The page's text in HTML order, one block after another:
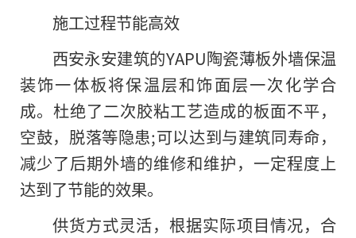
施工过程节能高效
西安永安建筑的YAPU陶瓷薄板外墙保温
装饰一体板将保温层和饰面层一次化学合
成。杜绝了二次胶粘工艺造成的板面不平，
空鼓，脱落等隐患;可以达到与建筑同寿命，
减少了后期外墙的维修和维护，一定程度上
达到了节能的效果。
供货方式灵活，根据实际项目情况，合